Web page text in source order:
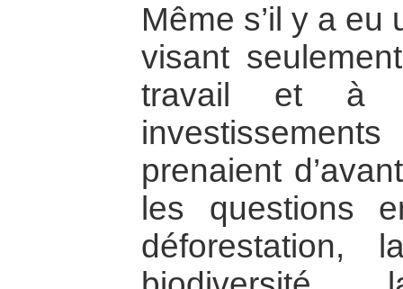
Même s’il y a
visant
travail et à
prenaient
les questions
déforestation,